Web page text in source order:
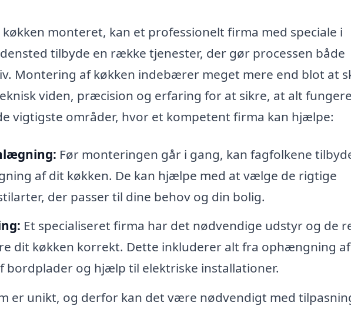
monteret, kan et professionelt firma med speciale i
tilbyde en række tjenester, der gør processen både
Montering af køkken indebærer meget mere end blot at
viden, præcision og erfaring for at sikre, at alt
vigtigste områder, hvor et kompetent firma kan hjælpe:
Før monteringen går i gang, kan fagfolkene
af dit køkken. De kan hjælpe med at vælge de rigtige
der passer til dine behov og din bolig.
Et specialiseret firma har det nødvendige udstyr og de
dit køkken korrekt. Dette inkluderer alt fra ophængning af
bordplader og hjælp til elektriske installationer.
er unikt, og derfor kan det være nødvendigt med